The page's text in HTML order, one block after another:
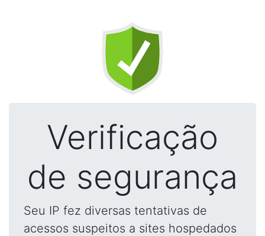
Verificação
de segurança
Seu IP fez diversas tentativas de
acessos suspeitos a sites hospedados